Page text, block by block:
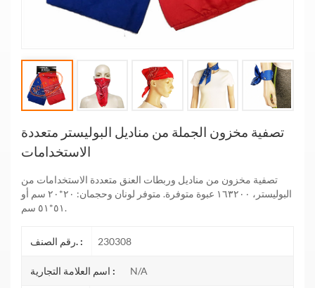
تصفية مخزون الجملة من مناديل البوليستر متعددة
الاستخدامات
تصفية مخزون من مناديل وربطات العنق متعددة الاستخدامات من
البوليستر، ١٦٣٢٠٠ عبوة متوفرة. متوفر لونان وحجمان: ٢٠*٢٠ سم أو
٥١*٥١ سم.
رقم الصنف. : 230308
اسم العلامة التجارية : N/A